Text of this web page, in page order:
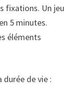
fixations. Un jeu
5 minutes.
éléments
de vie :